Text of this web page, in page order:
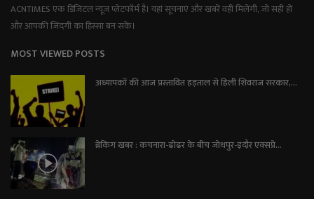
ACNTIMES एक डिजिटल न्यूज प्लेटफॉर्म है। यहां सूचनाएं और खबरें वही मिलेंगी, जो सही हों
और आपकी जिंदगी का हिस्सा बन सकें।
MOST VIEWED POSTS
अध्यापकों की आज प्रस्तावित हड़ताल से हिली शिवराज सरकार,...
ब्रेकिंग खबर : कचनारा-ढोढर के बीच जोधपुर-इंदौर एक्सप्रे...